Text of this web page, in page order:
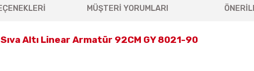
MÜŞTERİ YORUMLARI
Altı Linear Armatür 92CM GY 8021-90